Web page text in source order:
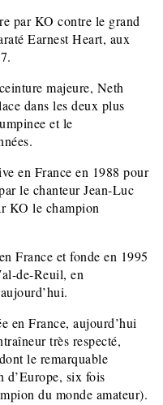
par KO contre le grand
Earnest Heart, aux
majeure, Neth
dans les deux plus
et le
en France en 1988 pour
le chanteur Jean-Luc
KO le champion
France et fonde en 1995
de-Reuil, en
en France, aujourd’hui
très respecté,
le remarquable
d’Europe, six fois
du monde amateur).